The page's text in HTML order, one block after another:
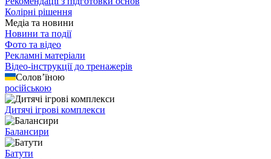
Колірні рішення
Медіа та новини
Новини та події
Фото та відео
Рекламні матеріали
Відео-інструкції до тренажерів
Солов’їною
російською
Дитячі ігрові комплекси
Балансири
Батути